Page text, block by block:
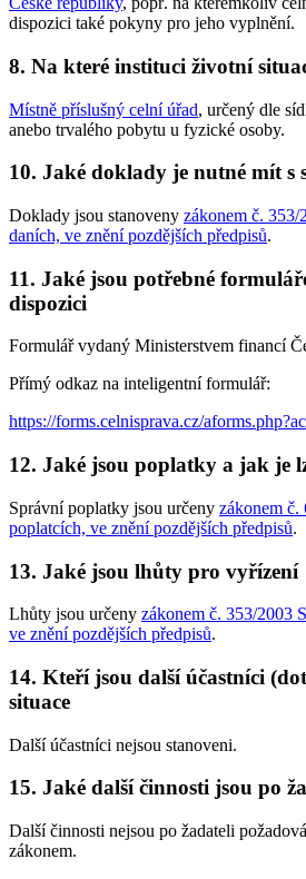
dispozici také pokyny pro jeho vyplnění.
8. Na které instituci životní
Místně příslušný celní úřad, určený dle
anebo trvalého pobytu u fyzické osoby.
10. Jaké doklady je nutné mít s
Doklady jsou stanoveny zákonem č. 353/
daních, ve znění pozdějších předpisů.
11. Jaké jsou potřebné
dispozici
Formulář vydaný Ministerstvem financí
Přímý odkaz na inteligentní formulář:
https://forms.celnisprava.cz/
12. Jaké jsou poplatky a jak je
Správní poplatky jsou určeny zákonem č.
poplatcích, ve znění pozdějších předpisů.
13. Jaké jsou lhůty pro vyřízení
Lhůty jsou určeny zákonem č. 353/2003
ve znění pozdějších předpisů.
14. Kteří jsou další účastníci
situace
Další účastníci nejsou stanoveni.
15. Jaké další činnosti jsou po
Další činnosti nejsou po žadateli
zákonem.